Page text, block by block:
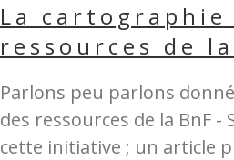
La cartographie
ressources de la
Parlons peu parlons
des ressources de la BnF -
cette initiative ; un article